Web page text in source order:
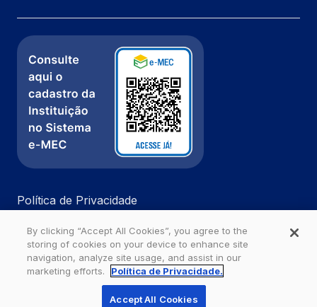
Política de Privacidade
Ouvidoria
Estácio - Todos os direitos reservados
By clicking “Accept All Cookies”, you agree to the
storing of cookies on your device to enhance site
navigation, analyze site usage, and assist in our
marketing efforts.
Política de Privacidade.
Accept All Cookies